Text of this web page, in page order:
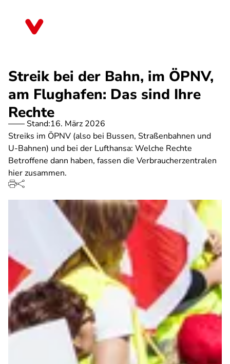
Streik bei der Bahn, im ÖPNV,
am Flughafen: Das sind Ihre
Rechte
Stand:16. März 2026
Streiks im ÖPNV (also bei Bussen, Straßenbahnen und
U-Bahnen) und bei der Lufthansa: Welche Rechte
Betroffene dann haben, fassen die Verbraucherzentralen
hier zusammen.